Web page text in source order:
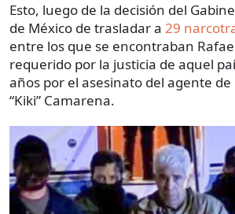
Esto, luego de la decisión del
de México de trasladar a 29
entre los que se encontraban
requerido por la justicia de aquel
años por el asesinato del agente de
“Kiki” Camarena.